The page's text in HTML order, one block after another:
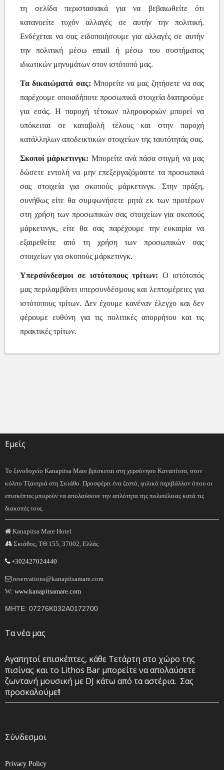
τη σελίδα περιστασιακά για να βεβαιωθείτε ότι
κατανοείτε τυχόν αλλαγές σε αυτήν την πολιτική.
Ενδέχεται να σας ειδοποιήσουμε για αλλαγές σε αυτήν
την πολιτική μέσω email ή μέσω του συστήματος
ιδιωτικών μηνυμάτων στον ιστότοπό μας.
Τα δικαιώματά σας: Μπορείτε να μας ζητήσετε να σας
παρέχουμε οποιαδήποτε προσωπικά στοιχεία διατηρούμε
για εσάς. Η παροχή τέτοιων πληροφοριών μπορεί να
υπόκειται σε καταβολή τέλους και στην παροχή
κατάλληλων αποδεικτικών στοιχείων της ταυτότητάς σας.
Σκοποί μάρκετινγκ: Μπορείτε ανά πάσα στιγμή να μας
δώσετε εντολή να μην επεξεργαζόμαστε τα προσωπικά
σας στοιχεία για σκοπούς μάρκετινγκ. Στην πράξη,
συνήθως είτε θα συμφωνήσετε ρητά εκ των προτέρων
στη χρήση των προσωπικών σας στοιχείων για σκοπούς
μάρκετινγκ, είτε θα σας παρέχουμε την ευκαιρία να
εξαιρεθείτε από τη χρήση των προσωπικών σας
στοιχείων για σκοπούς μάρκετινγκ.
Υπερσύνδεσμοι σε ιστότοπους τρίτων: Ο ιστότοπός
μας περιλαμβάνει υπερσυνδέσμους και λεπτομέρειες για
ιστότοπους τρίτων. Δεν έχουμε κανέναν έλεγχο και δεν
φέρουμε ευθύνη για τις πολιτικές απορρήτου και τις
πρακτικές τρίτων.
Εμείς
Το ξενοδοχείο Kanapitsa Mare βρίσκεται στη χερσόνησο Καναπίτσα, στον
κόλπο Τζανεριά στη Σκιάθο. Προσφέρει ένα ζεστό, φιλικό περιβάλλον όπου οι
επισκέπτες μπορούν να απολαύσουν την απλότητα της πολυτέλειας κατά τις
διακοπές τους.
Kanapitsa Mare Hotel
Σκιάθος, ΤΘ 155, 37002, Ελλάς
+302427024440
reservations@kanapitsamare.com
W: www.kanapitsamare.com
MHTE: 07276K032A0172700
Τα νέα μας
Αγαπητοί επισκέπτες, κάθε Τετάρτη στο χώρο της
πισίνας και το Lithos Bar μπορείτε να απολαύσετε
ζωντανή μουσική με DJ κάτω από τα αστέρια. Σας
προσκαλούμε!!
Σύνδεσμοι
Privacy Policy